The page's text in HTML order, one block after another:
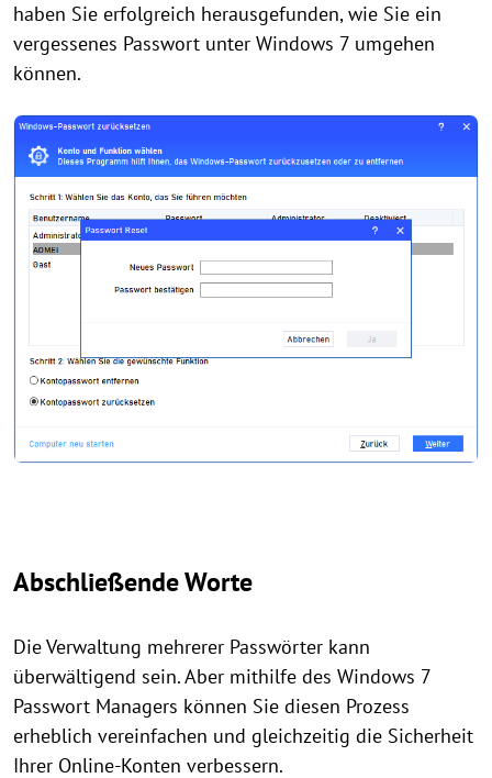
haben Sie erfolgreich herausgefunden, wie Sie ein
vergessenes Passwort unter Windows 7 umgehen
können.
Abschließende Worte
Die Verwaltung mehrerer Passwörter kann
überwältigend sein. Aber mithilfe des Windows 7
Passwort Managers können Sie diesen Prozess
erheblich vereinfachen und gleichzeitig die Sicherheit
Ihrer Online-Konten verbessern.